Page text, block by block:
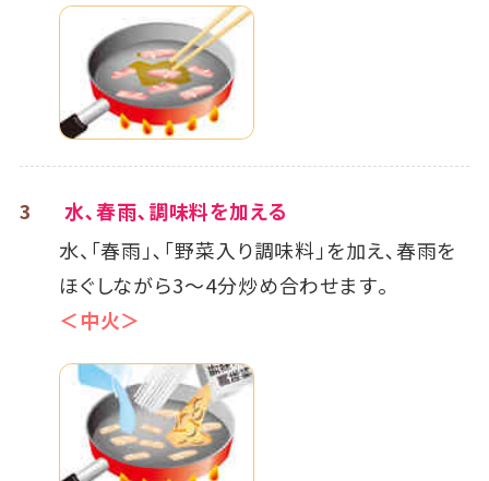
3
水､春雨､調味料を加える
水、「春雨」､「野菜入り調味料」を加え､春雨を
ほぐしながら3～4分炒め合わせます｡
＜中火＞